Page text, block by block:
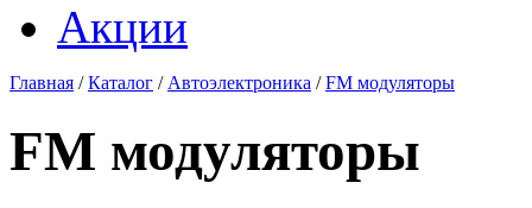
Акции
Главная /Каталог / Автоэлектроника /FM модуляторы
FM модуляторы